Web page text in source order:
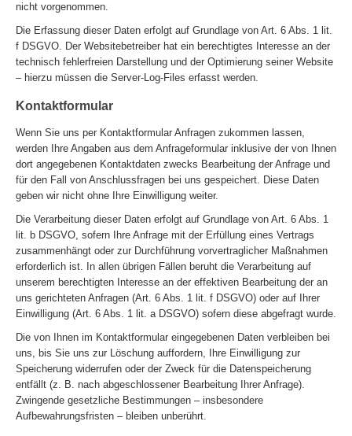
nicht vorgenommen.
Die Erfassung dieser Daten erfolgt auf Grundlage von Art. 6 Abs. 1 lit.
f DSGVO. Der Websitebetreiber hat ein berechtigtes Interesse an der
technisch fehlerfreien Darstellung und der Optimierung seiner Website
– hierzu müssen die Server-Log-Files erfasst werden.
Kontaktformular
Wenn Sie uns per Kontaktformular Anfragen zukommen lassen,
werden Ihre Angaben aus dem Anfrageformular inklusive der von Ihnen
dort angegebenen Kontaktdaten zwecks Bearbeitung der Anfrage und
für den Fall von Anschlussfragen bei uns gespeichert. Diese Daten
geben wir nicht ohne Ihre Einwilligung weiter.
Die Verarbeitung dieser Daten erfolgt auf Grundlage von Art. 6 Abs. 1
lit. b DSGVO, sofern Ihre Anfrage mit der Erfüllung eines Vertrags
zusammenhängt oder zur Durchführung vorvertraglicher Maßnahmen
erforderlich ist. In allen übrigen Fällen beruht die Verarbeitung auf
unserem berechtigten Interesse an der effektiven Bearbeitung der an
uns gerichteten Anfragen (Art. 6 Abs. 1 lit. f DSGVO) oder auf Ihrer
Einwilligung (Art. 6 Abs. 1 lit. a DSGVO) sofern diese abgefragt wurde.
Die von Ihnen im Kontaktformular eingegebenen Daten verbleiben bei
uns, bis Sie uns zur Löschung auffordern, Ihre Einwilligung zur
Speicherung widerrufen oder der Zweck für die Datenspeicherung
entfällt (z. B. nach abgeschlossener Bearbeitung Ihrer Anfrage).
Zwingende gesetzliche Bestimmungen – insbesondere
Aufbewahrungsfristen – bleiben unberührt.